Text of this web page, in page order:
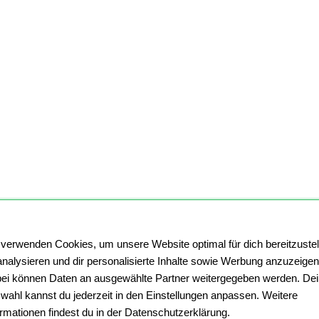
Cookies, um unsere Website optimal für dich
und dir personalisierte Inhalte sowie Werbung
können Daten an ausgewählte Partner weitergegeben werden.
kannst du jederzeit in den Einstellungen anpassen. Weitere
findest du in der Datenschutzerklärung.